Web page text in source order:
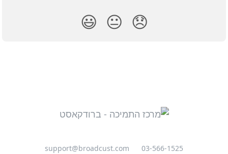
😞
😐
😃
03-566-1525
support@broadcust.com